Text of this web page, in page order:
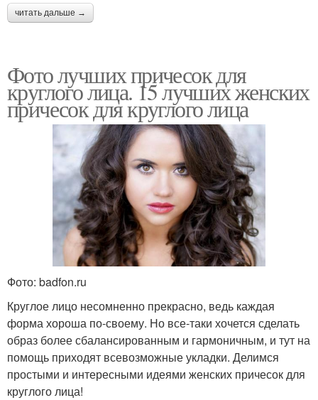
читать дальше →
Фото лучших причесок для
круглого лица. 15 лучших женских
причесок для круглого лица
Фото: badfon.ru
Круглое лицо несомненно прекрасно, ведь каждая
форма хороша по-своему. Но все-таки хочется сделать
образ более сбалансированным и гармоничным, и тут на
помощь приходят всевозможные укладки. Делимся
простыми и интересными идеями женских причесок для
круглого лица!